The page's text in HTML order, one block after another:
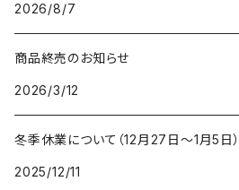
2026/8/7
商品終売のお知らせ
2026/3/12
冬季休業について（12月27日～1月5日）
2025/12/11